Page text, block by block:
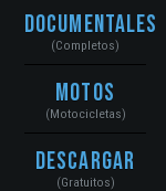
Documentales
(Completos)
Motos
(Motocicletas)
Descargar
(Gratuitos)